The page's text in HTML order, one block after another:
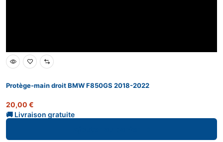
Protège-main droit BMW F850GS 2018-2022
20,00 €